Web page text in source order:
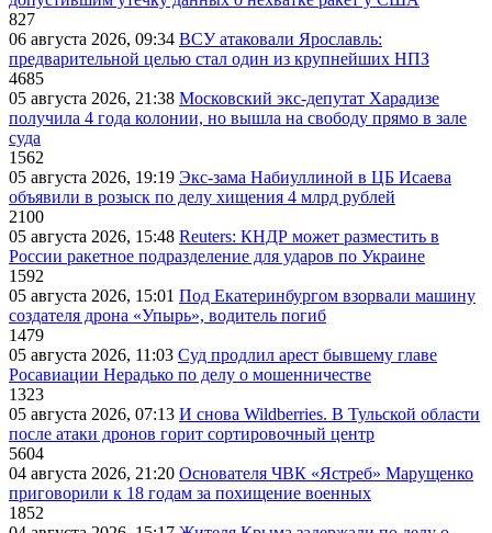
827
06 августа 2026, 09:34 ВСУ атаковали Ярославль:
предварительной целью стал один из крупнейших НПЗ
4685
05 августа 2026, 21:38 Московский экс-депутат Харадизе
получила 4 года колонии, но вышла на свободу прямо в зале
суда
1562
05 августа 2026, 19:19 Экс-зама Набиуллиной в ЦБ Исаева
объявили в розыск по делу хищения 4 млрд рублей
2100
05 августа 2026, 15:48 Reuters: КНДР может разместить в
России ракетное подразделение для ударов по Украине
1592
05 августа 2026, 15:01 Под Екатеринбургом взорвали машину
создателя дрона «Упырь», водитель погиб
1479
05 августа 2026, 11:03 Суд продлил арест бывшему главе
Росавиации Нерадько по делу о мошенничестве
1323
05 августа 2026, 07:13 И снова Wildberries. В Тульской области
после атаки дронов горит сортировочный центр
5604
04 августа 2026, 21:20 Основателя ЧВК «Ястреб» Марущенко
приговорили к 18 годам за похищение военных
1852